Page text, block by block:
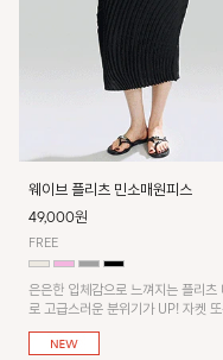
웨이브 플리츠 민소매원피스
49,000원
FREE
은은한 입체감으로 느껴지는 플리츠
로 고급스러운 분위기가 UP! 자켓 또
건과 같이 매치해도 잘 어울린답니다!